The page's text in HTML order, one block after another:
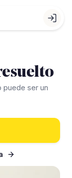
Abrir
puede ser un